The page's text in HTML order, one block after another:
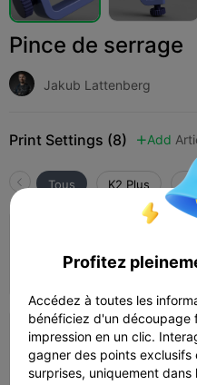
Pince de serrage
Jakub Lattenberg
Print Settings (8)  Add
Tous K2 Plus
walls, 15%
Auteur 
0.2mm
Auteur 
 186.43g
Profitez
Accédez à toutes les
bénéficiez d'un découpage
impression en un clic.
gagner des points
surprises, uniquement